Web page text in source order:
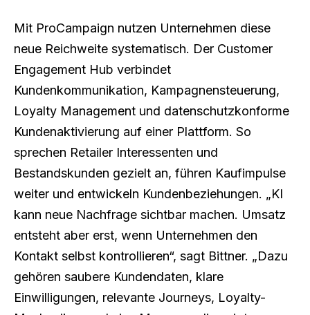
Mit ProCampaign nutzen Unternehmen diese
neue Reichweite systematisch. Der Customer
Engagement Hub verbindet
Kundenkommunikation, Kampagnensteuerung,
Loyalty Management und datenschutzkonforme
Kundenaktivierung auf einer Plattform. So
sprechen Retailer Interessenten und
Bestandskunden gezielt an, führen Kaufimpulse
weiter und entwickeln Kundenbeziehungen. „KI
kann neue Nachfrage sichtbar machen. Umsatz
entsteht aber erst, wenn Unternehmen den
Kontakt selbst kontrollieren“, sagt Bittner. „Dazu
gehören saubere Kundendaten, klare
Einwilligungen, relevante Journeys, Loyalty-